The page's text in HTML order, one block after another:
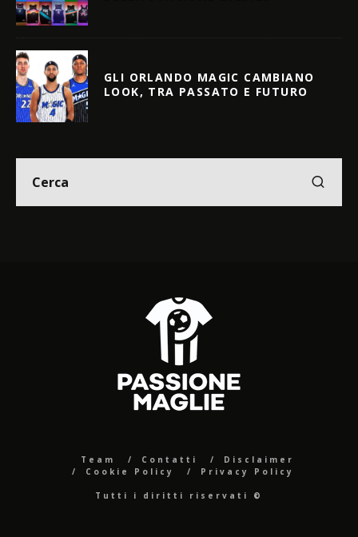
GLI ORLANDO MAGIC CAMBIANO
LOOK, TRA PASSATO E FUTURO
Team Contatti
Disclaimer
Cookie Policy
Privacy Policy
Tutti i diritti riservati ©